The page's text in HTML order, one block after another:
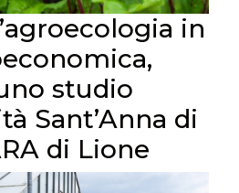
in
studio
Sant’Anna di
di Lione